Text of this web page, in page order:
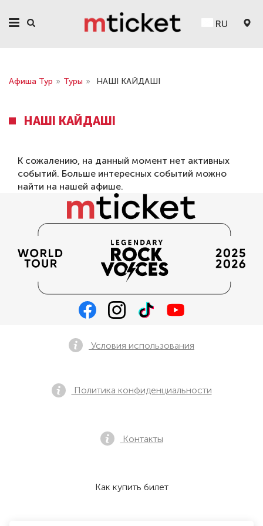
RU
Афиша Тур » Туры » НАШІ КАЙДАШІ
НАШІ КАЙДАШІ
К сожалению, на данный момент нет активных
событий. Больше интересных событий можно
найти на нашей афише.
Условия использования
Политика конфиденциальности
Контакты
Как купить билет